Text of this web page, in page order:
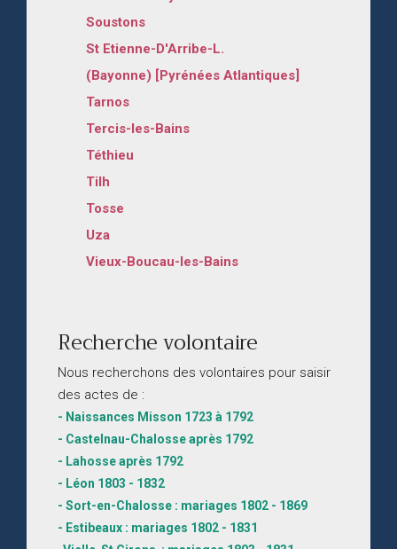
Soustons
St Etienne-D'Arribe-L.
(Bayonne) [Pyrénées Atlantiques]
Tarnos
Tercis-les-Bains
Téthieu
Tilh
Tosse
Uza
Vieux-Boucau-les-Bains
Recherche volontaire
Nous recherchons des volontaires pour saisir
des actes de :
- Naissances Misson 1723 à 1792
- Castelnau-Chalosse après 1792
- Lahosse après 1792
- Léon 1803 - 1832
- Sort-en-Chalosse : mariages 1802 - 1869
- Estibeaux : mariages 1802 - 1831